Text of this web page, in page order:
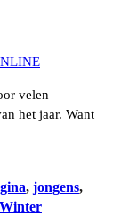
velen –
het jaar. Want
, jongens ,
Winter